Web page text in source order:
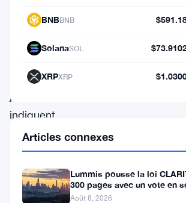
nouvelles
données
juillet
indiquent
des
afflux
substantiels
dans
BNBBNB
SolanaSOL
XRPXRP
Articles connexes
Lummis pousse la loi
300 pages avec un vote en
Août 8, 2026